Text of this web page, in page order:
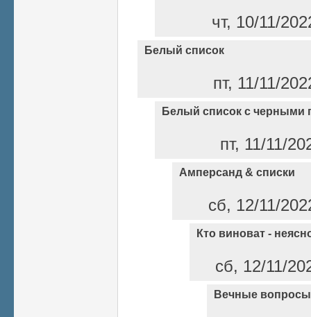
чт, 10/11/
Белый список
пт, 11/11/
Белый список с черными
пт, 11/11/
Амперсанд & списки
сб, 12/11/
Кто виноват -
сб, 12/11/
Вечные вопросы